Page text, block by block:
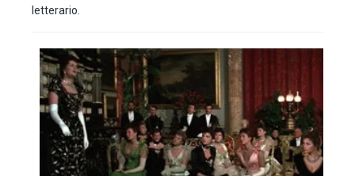
letterario.